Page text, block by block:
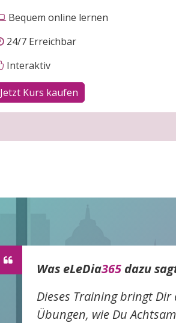
Bequem online lernen
24/7 Erreichbar
Interaktiv
Jetzt Kurs kaufen
Was eLeDia365 dazu
Dieses Training bringt
Übungen, wie Du